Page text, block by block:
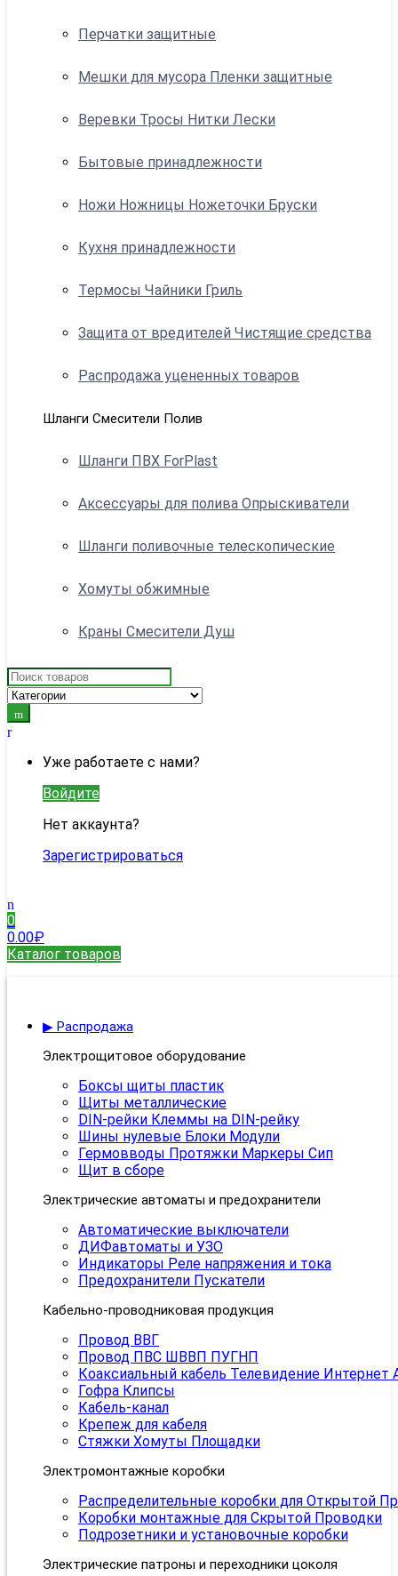
Перчатки защитные
Мешки для мусора Пленки защитные
Веревки Тросы Нитки Лески
Бытовые принадлежности
Ножи Ножницы Ножеточки Бруски
Кухня принадлежности
Термосы Чайники Гриль
Защита от вредителей Чистящие средства
Распродажа уцененных товаров
Шланги Смесители Полив
Шланги ПВХ ForPlast
Аксессуары для полива Опрыскиватели
Шланги поливочные телескопические
Хомуты обжимные
Краны Смесители Душ
Search
for:
My
Уже работаете с нами?
Войдите
Нет аккаунта?
Зарегистрироваться
0
0.00₽
Каталог товаров
▶ Распродажа
Электрощитовое оборудование
Боксы щиты пластик
Щиты металлические
DIN-рейки Клеммы на DIN-рейку
Шины нулевые Блоки Модули
Гермовводы Протяжки Маркеры Сип
Щит в сборе
Электрические автоматы и предохранители
Автоматические выключатели
ДИФавтоматы и УЗО
Индикаторы Реле напряжения и тока
Предохранители Пускатели
Кабельно-проводниковая продукция
Провод ВВГ
Провод ПВС ШВВП ПУГНП
Коаксиальный кабель Телевидение Интернет
Гофра Клипсы
Кабель-канал
Крепеж для кабеля
Стяжки Хомуты Площадки
Электромонтажные коробки
Распределительные коробки для Открытой
Коробки монтажные для Скрытой Проводки
Подрозетники и установочные коробки
Электрические патроны и переходники цоколя